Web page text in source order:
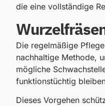
die eine vollständige
Die regelmäßige
nachhaltige Methode,
mögliche
funktionstüchtig
Dieses Vorgehen